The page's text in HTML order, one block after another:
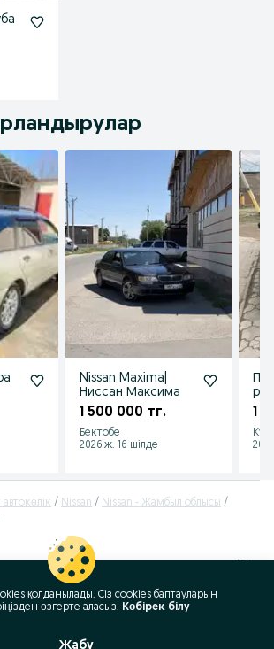
Nissan Maxima|
Ниссан Максима
1 500 000 тг.
Бектобе
2026 ж. 16 шілде
1
Nissan
Nissan - Жамбыл облысы
қолданылады. Сіз cookies баптауларын
өзгерте аласыз. Көбірек білу
Жабу